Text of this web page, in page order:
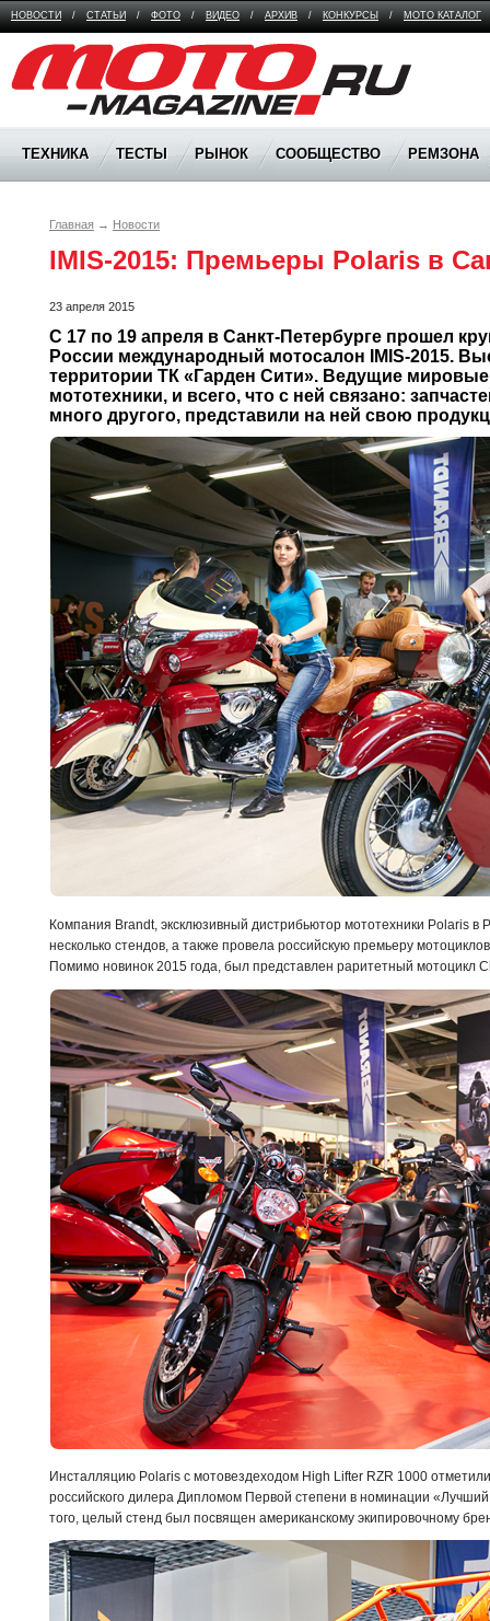
НОВОСТИ / СТАТЬИ / ФОТО / ВИДЕО / АРХИВ / КОНКУРСЫ / МОТО КАТАЛОГ
Moto Magazine
ТЕХНИКА ТЕСТЫ РЫНОК СООБЩЕСТВО РЕМЗОНА
Главная → Новости
IMIS-2015: Премьеры Polaris в
23 апреля 2015
С 17 по 19 апреля в Санкт-Петербурге прошел
России международный мотосалон IMIS-2015.
территории ТК «Гарден Сити». Ведущие
мототехники, и всего, что с ней связано:
много другого, представили на ней свою
Компания Brandt, эксклюзивный дистрибьютор мототехники Polaris в
несколько стендов, а также провела российскую премьеру
Помимо новинок 2015 года, был представлен раритетный мотоцикл
Инсталляцию Polaris с мотовездеходом High Lifter RZR 1000
российского дилера Дипломом Первой степени в номинации
того, целый стенд был посвящен американскому экипировочному